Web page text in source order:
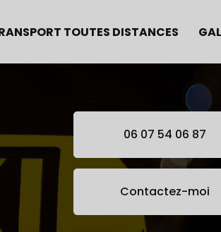
TOUTES DISTANCES
06 07 54 06 87
Contactez-moi